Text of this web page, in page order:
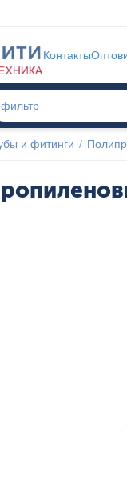
Контакты
и фитинги /